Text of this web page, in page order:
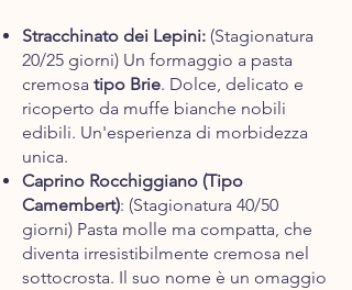
Stracchinato dei Lepini: (Stagionatura
20/25 giorni) Un formaggio a pasta
cremosa tipo Brie. Dolce, delicato e
ricoperto da muffe bianche nobili
edibili. Un'esperienza di morbidezza
unica.
Caprino Rocchiggiano (Tipo
Camembert): (Stagionatura 40/50
giorni) Pasta molle ma compatta, che
diventa irresistibilmente cremosa nel
sottocrosta. Il suo nome è un omaggio